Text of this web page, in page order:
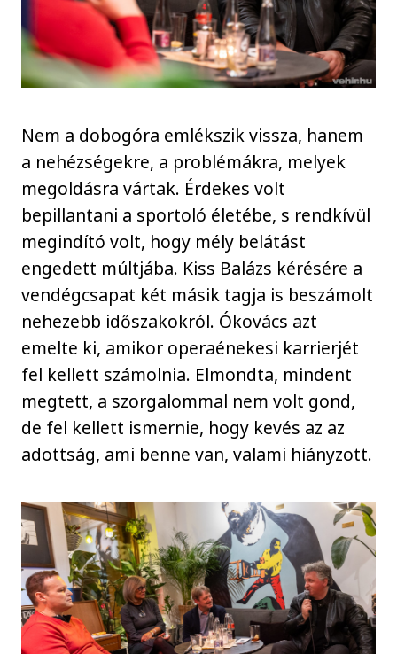
Nem a dobogóra emlékszik vissza, hanem
a nehézségekre, a problémákra, melyek
megoldásra vártak. Érdekes volt
bepillantani a sportoló életébe, s rendkívül
megindító volt, hogy mély belátást
engedett múltjába. Kiss Balázs kérésére a
vendégcsapat két másik tagja is beszámolt
nehezebb időszakokról. Ókovács azt
emelte ki, amikor operaénekesi karrierjét
fel kellett számolnia. Elmondta, mindent
megtett, a szorgalommal nem volt gond,
de fel kellett ismernie, hogy kevés az az
adottság, ami benne van, valami hiányzott.